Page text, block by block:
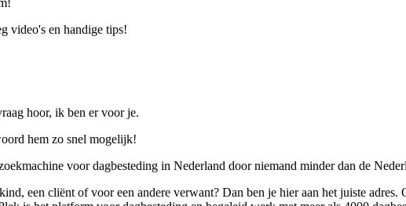
video's en handige tips!
hoor, ik ben er voor je.
hem zo snel mogelijk!
voor dagbesteding in Nederland door niemand minder dan de
een cliënt of voor een andere verwant? Dan ben je hier aan het juiste